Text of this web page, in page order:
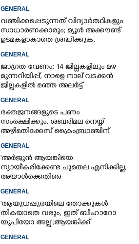
GENERAL
വഞ്ചിക്കപ്പെടുന്നത് വിദ്യാർത്ഥികളും
സാധാരണക്കാരും; മ്യൂൾ അക്കൗണ്ട്
ഉടമകളാകാതെ ശ്രദ്ധിക്കുക,
നിർദ്ദേശങ്ങളുമായി പൊലീസ്
GENERAL
ജാഗ്രത വേണം; 14 ജില്ലകളിലും മഴ
മുന്നറിയിപ്പ്, നാളെ നാല് വടക്കൻ
ജില്ലകളിൽ മഞ്ഞ അലർട്ട്
GENERAL
ഭക്തജനങ്ങളുടെ പണം
സംരക്ഷിക്കും, ശബരിമല നെയ്യ്
അഴിമതിക്കേസ് ക്രൈംബ്രാഞ്ചിന്
വിടുമെന്ന് കെ മുരളീധരൻ
GENERAL
'അർജുൻ ആയങ്കിയെ
ന്യായീകരിക്കേണ്ട ചുമതല എനിക്കില്ല,
അയാൾക്കെതിരെ
നടപടിയെടുത്തോട്ടെ'
GENERAL
'ആയുധപ്പുരയിലെ തോക്കുകൾ
തികയാതെ വരും, ഇത് ബീഹാറോ
യുപിയോ അല്ല';ആയങ്കിക്ക്
പിന്തുണയുമായി ആകാശ് തില്ലങ്കേരി
GENERAL